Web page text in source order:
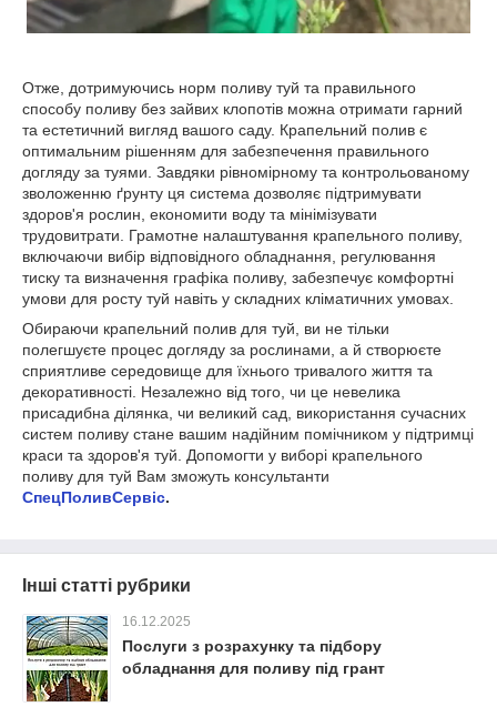
Отже, дотримуючись норм поливу туй та правильного
способу поливу без зайвих клопотів можна отримати гарний
та естетичний вигляд вашого саду. Крапельний полив є
оптимальним рішенням для забезпечення правильного
догляду за туями. Завдяки рівномірному та контрольованому
зволоженню ґрунту ця система дозволяє підтримувати
здоров'я рослин, економити воду та мінімізувати
трудовитрати. Грамотне налаштування крапельного поливу,
включаючи вибір відповідного обладнання, регулювання
тиску та визначення графіка поливу, забезпечує комфортні
умови для росту туй навіть у складних кліматичних умовах.
Обираючи крапельний полив для туй, ви не тільки
полегшуєте процес догляду за рослинами, а й створюєте
сприятливе середовище для їхнього тривалого життя та
декоративності. Незалежно від того, чи це невелика
присадибна ділянка, чи великий сад, використання сучасних
систем поливу стане вашим надійним помічником у підтримці
краси та здоров'я туй. Допомогти у виборі крапельного
поливу для туй Вам зможуть консультанти
СпецПоливСервіс.
Інші статті рубрики
16.12.2025
Послуги з розрахунку та підбору
обладнання для поливу під грант